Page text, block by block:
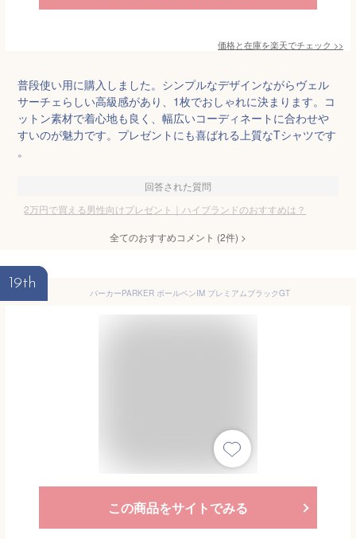
価格と在庫を楽天でチェック >>
普段使い用に購入しました。シンプルなデザインながらヴェル
サーチェらしい高級感があり、1枚でおしゃれに決まります。コ
ットン素材で着心地も良く、幅広いコーディネートに合わせや
すいのが魅力です。プレゼントにも喜ばれる上質なTシャツです
。
回答された質問
2万円で買える男性向けプレゼント｜ハイブランドのおすすめは？
全てのおすすめコメント (2件) >
19th
パーカーPARKER ボールペンIM プレミアムブラックGT
この商品をサイトでみる